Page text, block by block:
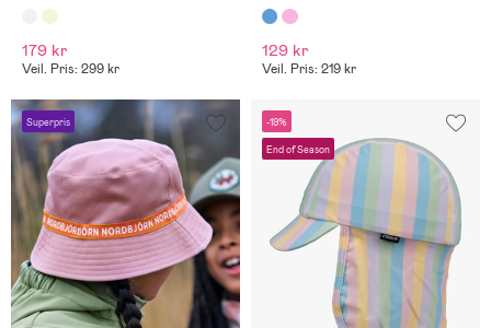
179 kr
Veil. Pris: 299 kr
129 kr
Veil. Pris: 219 kr
Superpris -19%
End of Season